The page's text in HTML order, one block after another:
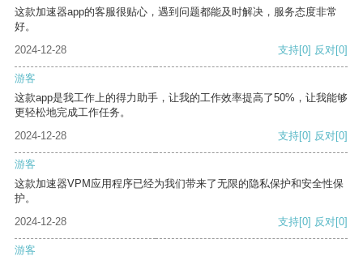
这款加速器app的客服很贴心，遇到问题都能及时解决，服务态度非常
好。
2024-12-28
支持[0] 反对[0]
游客
这款app是我工作上的得力助手，让我的工作效率提高了50%，让我能够
更轻松地完成工作任务。
2024-12-28
支持[0] 反对[0]
游客
这款加速器VPM应用程序已经为我们带来了无限的隐私保护和安全性保
护。
2024-12-28
支持[0] 反对[0]
游客